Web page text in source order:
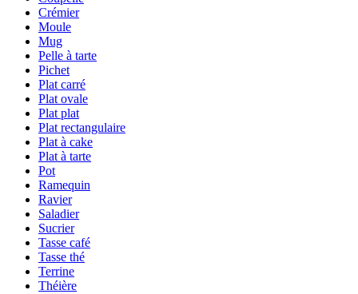
Crémier
Moule
Mug
Pelle à tarte
Pichet
Plat carré
Plat ovale
Plat plat
Plat rectangulaire
Plat à cake
Plat à tarte
Pot
Ramequin
Ravier
Saladier
Sucrier
Tasse café
Tasse thé
Terrine
Théière